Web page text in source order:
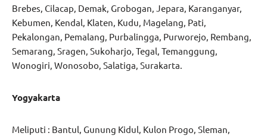
Brebes, Cilacap, Demak, Grobogan, Jepara, Karanganyar,
Kebumen, Kendal, Klaten, Kudu, Magelang, Pati,
Pekalongan, Pemalang, Purbalingga, Purworejo, Rembang,
Semarang, Sragen, Sukoharjo, Tegal, Temanggung,
Wonogiri, Wonosobo, Salatiga, Surakarta.
Yogyakarta
Meliputi : Bantul, Gunung Kidul, Kulon Progo, Sleman,